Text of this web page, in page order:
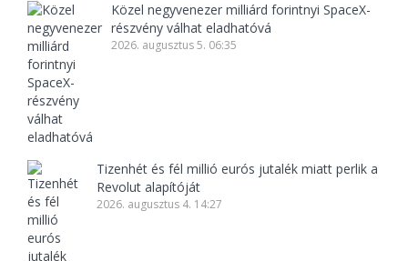
Közel negyvenezer milliárd forintnyi SpaceX-
részvény válhat eladhatóvá
2026. augusztus 5. 06:35
Tizenhét és fél millió eurós jutalék miatt perlik a
Revolut alapítóját
2026. augusztus 4. 14:27